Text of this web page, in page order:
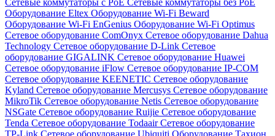
Оборудование Eltex Оборудование Wi-Fi Beward
Оборудование Wi-Fi EnGenius Оборудование Wi-Fi Optimus
Сетевое оборудование ComOnyx Сетевое оборудование Dahua
Technology Сетевое оборудование D-Link Сетевое
оборудование GIGALINK Сетевое оборудование Huawei
Сетевое оборудование iFlow Сетевое оборудование IP-COM
Сетевое оборудование KEENETIC Сетевое оборудование
Kyland Сетевое оборудование Mercusys Сетевое оборудование
MikroTik Сетевое оборудование Netis Сетевое оборудование
NSGate Сетевое оборудование Ruijie Сетевое оборудование
Tenda Сетевое оборудование TodaairСетевое оборудование
TP-Link Сетевое оборудование Ubiquiti Оборудование Тахион